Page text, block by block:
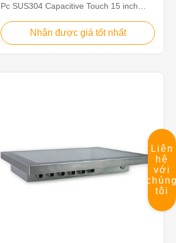
Liên
hệ
với
tôi
Pc SUS304 Capacitive Touch 15 inch
1024*768, capacitive touch 2. Intel Bay
trail j1900 CPU: 2.0GHz 3. Multi ports for
option: VGA/HD-MI/LAN/USB/COM 4.
1333MHz 4GB, Up to 8GB
Nhận được giá tốt nhất